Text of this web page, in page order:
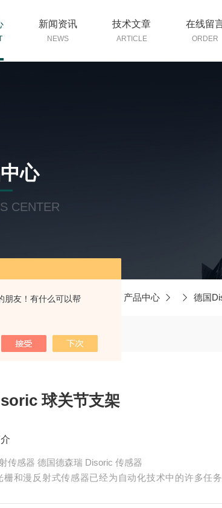
朋友！有什么可以帮
新闻资讯
NEWS
技术文章
ARTICLE
在线留
ORDER
心
CENTER
当前位置： 产品中心 德国
球关节支架
传感器 德国德森瑞 Disoric 传感器
栅和漫反射式传感器已经为自动化技术中的许多任